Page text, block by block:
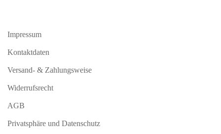
Impressum
Kontaktdaten
Versand- & Zahlungsweise
Widerrufsrecht
AGB
Privatsphäre und Datenschutz